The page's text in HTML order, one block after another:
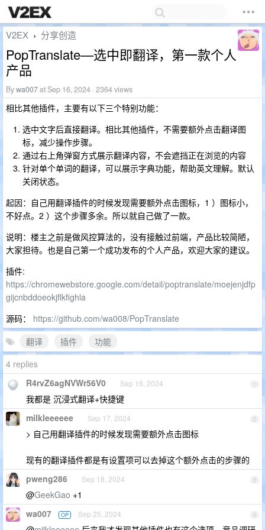
V2EX › 分享创造
PopTranslate—选中即翻译，第一款个人
产品
Bywa007at Sep 16, 2024 · 2364 views
相比其他插件，主要有以下三个特别功能：
选中文字后直接翻译。相比其他插件，不需要额外点击翻译图
标，减少操作步骤。
通过右上角弹窗方式展示翻译内容，不会遮挡正在浏览的内容
针对单个单词的翻译，可以展示字典功能，帮助英文理解。默认
关闭状态。
起因：自己用翻译插件的时候发现需要额外点击图标，1 ）图标小，
不好点。2 ）这个步骤多余。所以就自己做了一款。
说明：楼主之前是做风控算法的，没有接触过前端，产品比较简陋，
大家担待。也是自己第一个成功发布的个人产品，欢迎大家的建议。
插件:
https://chromewebstore.google.com/detail/poptranslate/moejenjdfp
gijcnbddoeokjflkfighla
源码： https://github.com/wa008/PopTranslate
翻译
插件
功能
4 replies
1
R4rvZ6agNVWr56V0 Sep 16, 2024
我都是 沉浸式翻译+快捷键
2
milkleeeeee Sep 17, 2024
> 自己用翻译插件的时候发现需要额外点击图标
现有的翻译插件都是有设置项可以去掉这个额外点击的步骤的
3
pweng286 Sep 18, 2024
@GeekGao +1
4
wa007 OP Sep 25, 2024